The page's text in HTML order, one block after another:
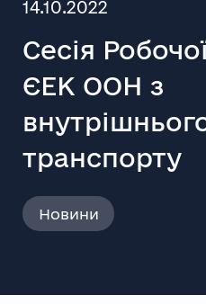
14.10.2022
Сесія
ЄЕК ООН з
транспорту
Новини